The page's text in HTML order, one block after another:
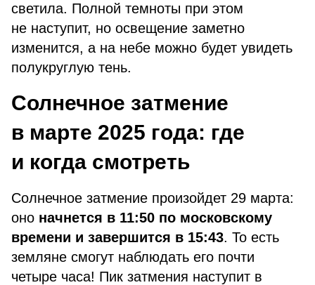
светила. Полной темноты при этом
не наступит, но освещение заметно
изменится, а на небе можно будет увидеть
полукруглую тень.
Солнечное затмение
в марте 2025 года: где
и когда смотреть
Солнечное затмение произойдет 29 марта:
оно начнется в 11:50 по московскому
времени и завершится в 15:43. То есть
земляне смогут наблюдать его почти
четыре часа! Пик затмения наступит в